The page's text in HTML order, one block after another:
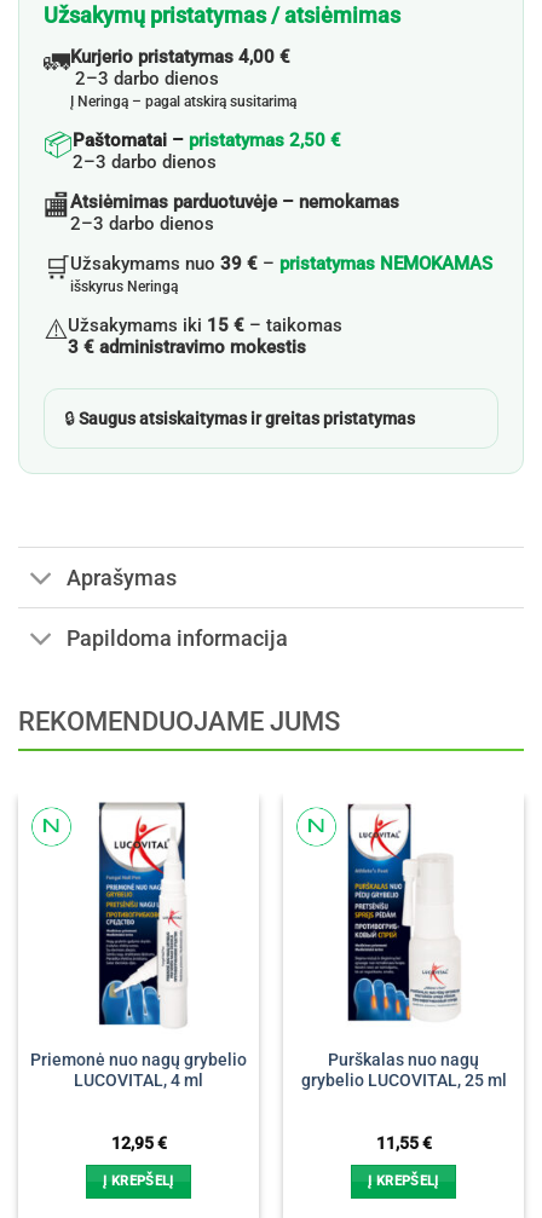
Užsakymų pristatymas / atsiėmimas
🚛Kurjerio pristatymas 4,00 €
2–3 darbo dienos
Į Neringą – pagal atskirą susitarimą
📦Paštomatai – pristatymas 2,50 €
2–3 darbo dienos
🏬Atsiėmimas parduotuvėje – nemokamas
2–3 darbo dienos
🛒Užsakymams nuo 39 € – pristatymas NEMOKAMAS
išskyrus Neringą
⚠️Užsakymams iki 15 € – taikomas
3 € administravimo mokestis
🔒Saugus atsiskaitymas ir greitas pristatymas
Aprašymas
Papildoma informacija
REKOMENDUOJAME JUMS
Priemonė nuo nagų grybelio
LUCOVITAL, 4 ml
12,95€
Į KREPŠELĮ
Purškalas nuo nagų
grybelio LUCOVITAL, 25 ml
11,55€
Į KREPŠELĮ